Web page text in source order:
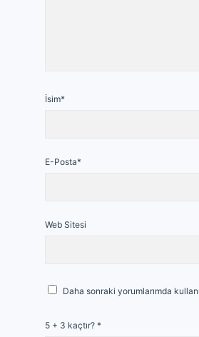
İsim*
E-Posta*
Web Sitesi
Daha sonraki yorumlarımda
5 + 3 kaçtır? *